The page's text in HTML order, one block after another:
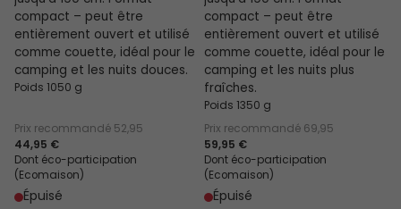
compact – peut être
entièrement ouvert et utilisé
comme couette, idéal pour le
camping et les nuits douces.
Poids 1050 g
Prix recommandé 52,95
44,95 €
Dont éco-participation
(Ecomaison)
Épuisé
compact – peut être
entièrement ouvert et utilisé
comme couette, idéal pour le
camping et les nuits plus
fraîches.
Poids 1350 g
Prix recommandé 69,95
59,95 €
Dont éco-participation
(Ecomaison)
Épuisé